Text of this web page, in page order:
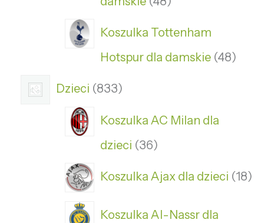
Koszulka Tottenham
Hotspur dla damskie 48
Dzieci 833
Koszulka AC Milan dla
dzieci 36
Koszulka Ajax dla dzieci 18
Koszulka Al-Nassr dla